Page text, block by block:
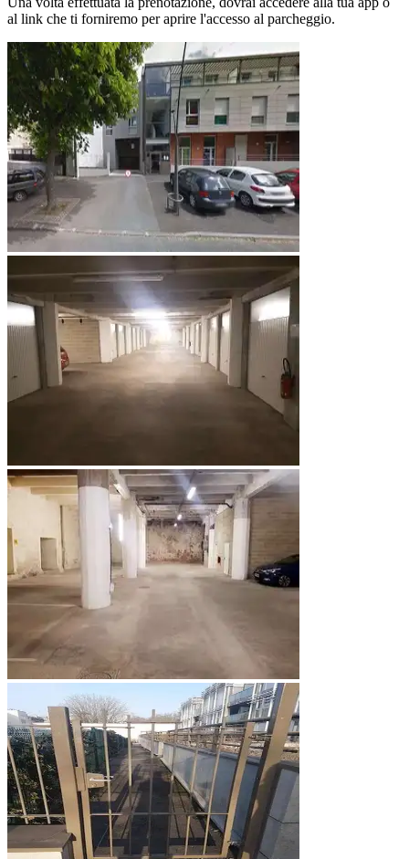
al link che ti forniremo per aprire l'accesso al parcheggio.